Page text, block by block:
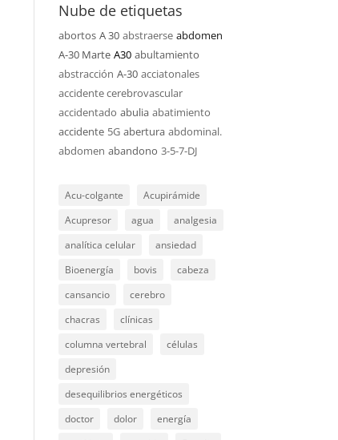
Nube de etiquetas
abortos A 30 abstraerse abdomen
A-30 Marte A30 abultamiento
abstracción A-30 acciatonales
accidente cerebrovascular
accidentado abulia abatimiento
accidente 5G abertura abdominal.
abdomen abandono 3-5-7-DJ
Acu-colgante
Acupirámide
Acupresor
agua
analgesia
analítica celular
ansiedad
Bioenergía
bovis
cabeza
cansancio
cerebro
chacras
clínicas
columna vertebral
células
depresión
desequilibrios energéticos
doctor
dolor
energía